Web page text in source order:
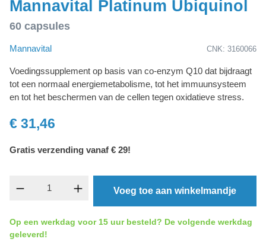
Mannavital Platinum Ubiquinol
60 capsules
Mannavital CNK: 3160066
Voedingssupplement op basis van co-enzym Q10 dat bijdraagt
tot een normaal energiemetabolisme, tot het immuunsysteem
en tot het beschermen van de cellen tegen oxidatieve stress.
€ 31,46
Gratis verzending vanaf € 29!
Producthoeveelheid: Voer de gewenste
Voeg toe aan winkelmandje
Op een werkdag voor 15 uur besteld? De volgende werkdag
geleverd!